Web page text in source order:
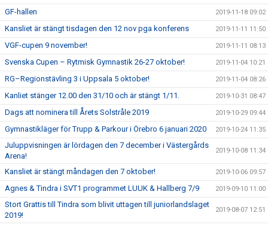
GF-hallen 2019-11-18 09:02
Kansliet är stängt tisdagen den 12 nov pga konferens 2019-11-11 11:50
VGF-cupen 9 november! 2019-11-11 08:13
Svenska Cupen – Rytmisk Gymnastik 26-27 oktober! 2019-11-04 10:21
RG–Regionstävling 3 i Uppsala 5 oktober! 2019-11-04 08:26
Kanliet stänger 12.00 den 31/10 och är stängt 1/11. 2019-10-31 08:47
Dags att nominera till Årets Solstråle 2019 2019-10-29 09:44
Gymnastikläger för Trupp & Parkour i Örebro 6 januari 2020 2019-10-24 11:35
Juluppvisningen är lördagen den 7 december i Västergårds
Arena!
2019-10-08 11:34
Kansliet är stängt måndagen den 7 oktober! 2019-10-06 09:57
Agnes & Tindra i SVT1 programmet LUUK & Hallberg 7/9 2019-09-10 11:00
Stort Grattis till Tindra som blivit uttagen till juniorlandslaget
2019!
2019-08-07 12:51